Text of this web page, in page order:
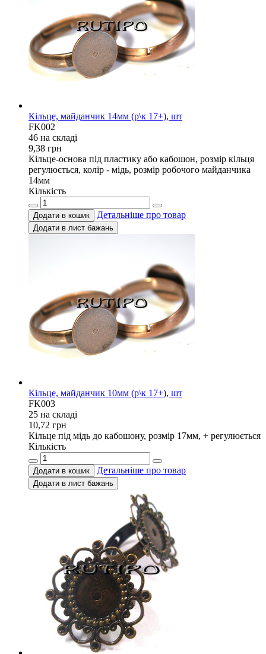
Кільце, майданчик 14мм (р\к 17+), шт
FK002
46 на складi
9,38 грн
Кільце-основа під пластику або кабошон, розмір кільця
регулюється, колір - мідь, розмір робочого майданчика
14мм
Кількість
Додати в кошик Детальніше про товар
Додати в лист бажань
Кільце, майданчик 10мм (р\к 17+), шт
FK003
25 на складi
10,72 грн
Кільце під мідь до кабошону, розмір 17мм, + регулюється
Кількість
Додати в кошик Детальніше про товар
Додати в лист бажань